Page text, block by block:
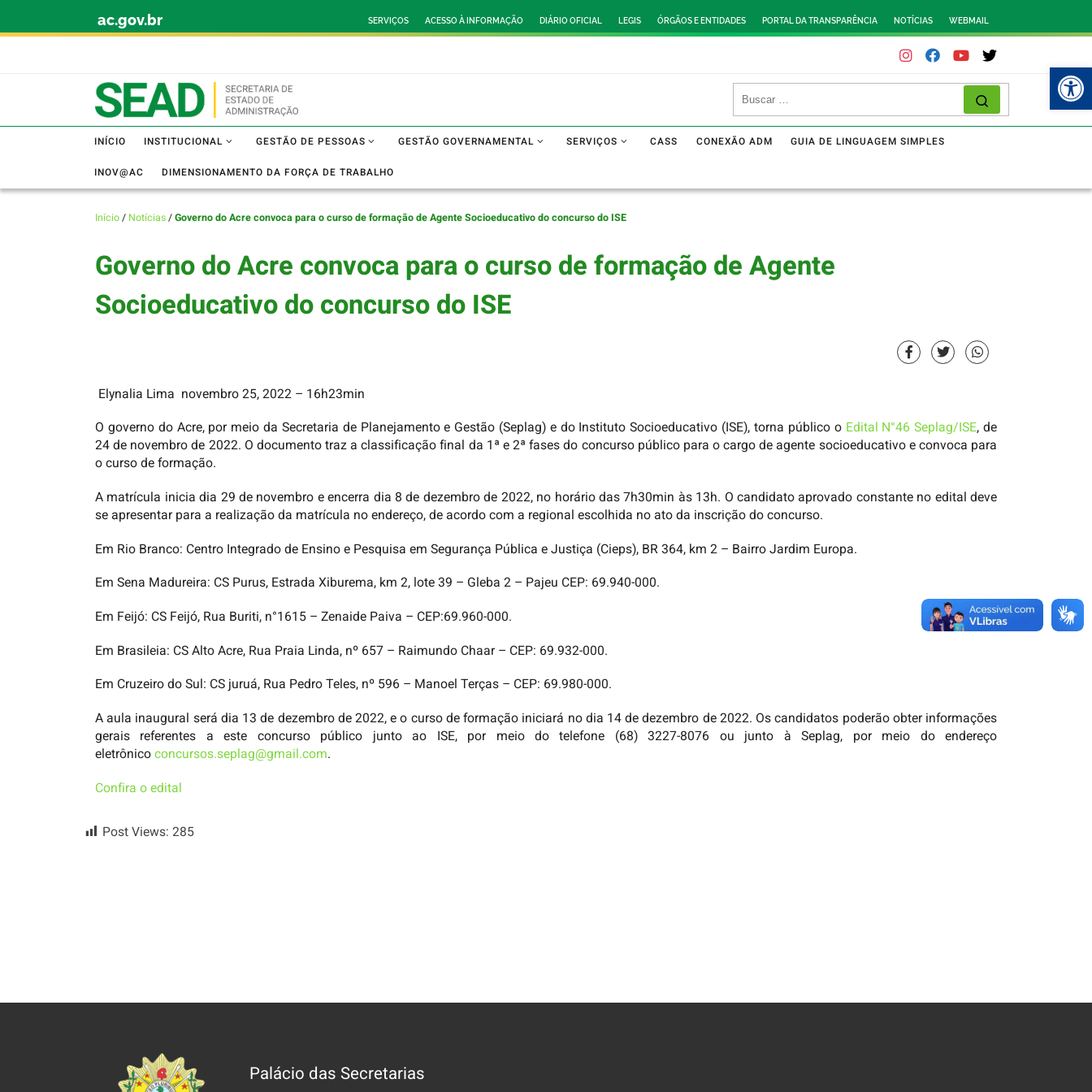
ac.gov.br SERVIÇOS ACESSO À INFORMAÇÃO DIÁRIO OFICIAL LEGIS ÓRGÃOS E ENTIDADES PORTAL DA TRANSPARÊNCIA NOTÍCIAS WEBMAIL
INÍCIO INSTITUCIONAL GESTÃO DE PESSOAS GESTÃO GOVERNAMENTAL SERVIÇOS CASS CONEXÃO ADM GUIA DE LINGUAGEM SIMPLES
INOV@AC DIMENSIONAMENTO DA FORÇA DE TRABALHO
Início/ Notícias/Governo do Acre convoca para o curso de formação de Agente Socioeducativo do concurso do ISE
Governo do Acre convoca para o curso de formação de Agente
Socioeducativo do concurso do ISE
Elynalia Lima novembro 25, 2022 – 16h23min
O governo do Acre, por meio da Secretaria de Planejamento e Gestão (Seplag) e do Instituto Socioeducativo (ISE), torna público o Edital N°46 Seplag/ISE, de
24 de novembro de 2022. O documento traz a classificação final da 1ª e 2ª fases do concurso público para o cargo de agente socioeducativo e convoca para
o curso de formação.
A matrícula inicia dia 29 de novembro e encerra dia 8 de dezembro de 2022, no horário das 7h30min às 13h. O candidato aprovado constante no edital deve
se apresentar para a realização da matrícula no endereço, de acordo com a regional escolhida no ato da inscrição do concurso.
Em Rio Branco: Centro Integrado de Ensino e Pesquisa em Segurança Pública e Justiça (Cieps), BR 364, km 2 – Bairro Jardim Europa.
Em Sena Madureira: CS Purus, Estrada Xiburema, km 2, lote 39 – Gleba 2 – Pajeu CEP: 69.940-000.
Em Feijó: CS Feijó, Rua Buriti, n°1615 – Zenaide Paiva – CEP:69.960-000.
Em Brasileia: CS Alto Acre, Rua Praia Linda, nº 657 – Raimundo Chaar – CEP: 69.932-000.
Em Cruzeiro do Sul: CS juruá, Rua Pedro Teles, nº 596 – Manoel Terças – CEP: 69.980-000.
A aula inaugural será dia 13 de dezembro de 2022, e o curso de formação iniciará no dia 14 de dezembro de 2022. Os candidatos poderão obter informações
gerais referentes a este concurso público junto ao ISE, por meio do telefone (68) 3227-8076 ou junto à Seplag, por meio do endereço
eletrônicoconcursos.seplag@gmail.com.
Confira o edital
Post Views: 285
Palácio das Secretarias